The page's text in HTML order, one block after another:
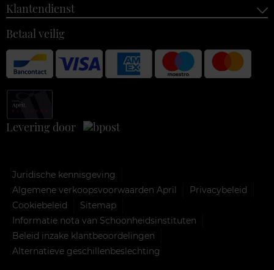
Klantendienst
Betaal veilig
Levering door
Juridische kennisgeving
Algemene verkoopsvoorwaarden April
Privacybeleid
Cookiebeleid
Sitemap
Informatie nota van Schoonheidsinstituten
Beleid inzake klantbeoordelingen
Alternatieve geschillenbeslechting